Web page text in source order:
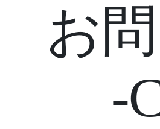
お
-